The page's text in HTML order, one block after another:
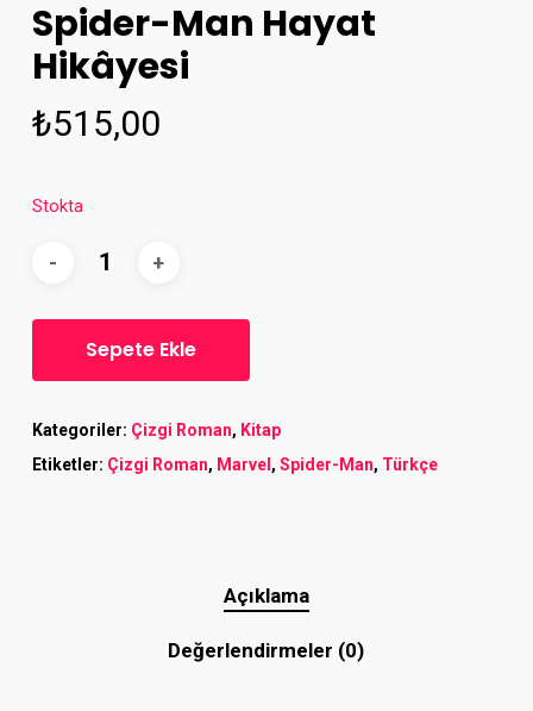
Spider-Man Hayat
Hikâyesi
₺515,00
Stokta
Sepete Ekle
Kategoriler: Çizgi Roman, Kitap
Etiketler: Çizgi Roman, Marvel , Spider-Man, Türkçe
Açıklama
Değerlendirmeler (0)